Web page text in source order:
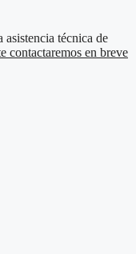
técnica de
contactaremos en breve